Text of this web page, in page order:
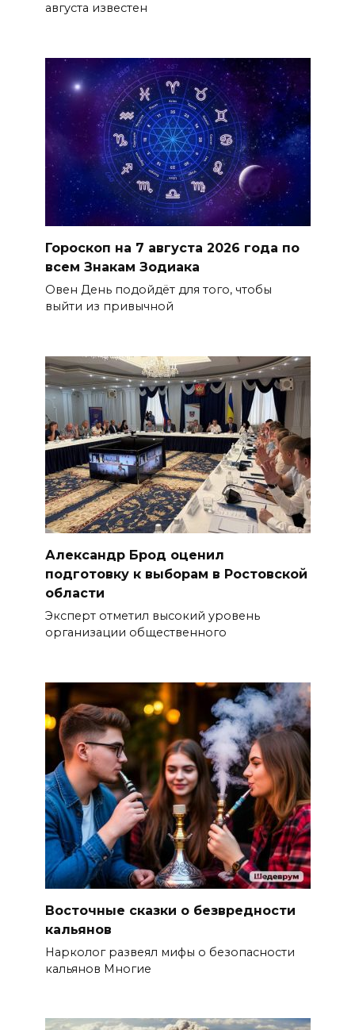
августа известен
Гороскоп на 7 августа 2026 года по
всем Знакам Зодиака
Овен День подойдёт для того, чтобы
выйти из привычной
Александр Брод оценил
подготовку к выборам в Ростовской
области
Эксперт отметил высокий уровень
организации общественного
Восточные сказки о безвредности
кальянов
Нарколог развеял мифы о безопасности
кальянов Многие